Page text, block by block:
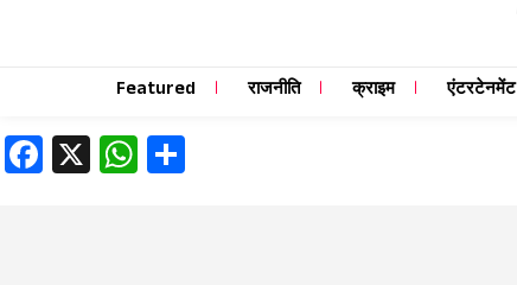
Featured राजनीति क्राइम एंटरटेनमेंट
Facebook
X WhatsApp